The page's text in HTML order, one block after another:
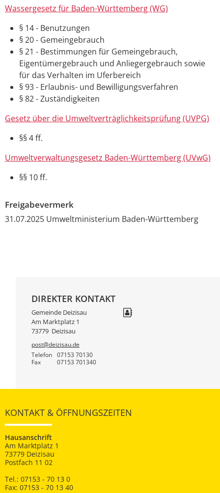
Wassergesetz für Baden-Württemberg (WG)
§ 14 - Benutzungen
§ 20 - Gemeingebrauch
§ 21 - Bestimmungen für Gemeingebrauch,
Eigentümergebrauch und Anliegergebrauch sowie
für das Verhalten im Uferbereich
§ 93 - Erlaubnis- und Bewilligungsverfahren
§ 82 - Zuständigkeiten
Gesetz über die Umweltverträglichkeitsprüfung (UVPG)
§§ 4 ff.
Umweltverwaltungsgesetz Baden-Württemberg (UVwG)
§§ 10 ff.
Freigabevermerk
31.07.2025 Umweltministerium Baden-Württemberg
DIREKTER KONTAKT
Gemeinde Deizisau
Am Marktplatz 1
73779 Deizisau
post@deizisau.de
Telefon
07153 70130
Fax 07153 701340
KONTAKT & ÖFFNUNGSZEITEN
Hausanschrift
Am Marktplatz 1
73779 Deizisau
Postfach 11 02
Tel.: 07153 - 70 13 0
Fax: 07153 - 70 13 40